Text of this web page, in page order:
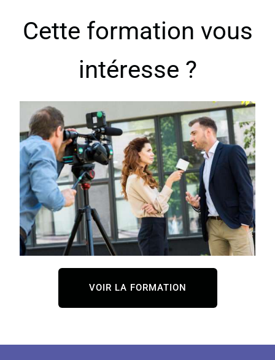
Cette formation vous
intéresse ?
VOIR LA FORMATION